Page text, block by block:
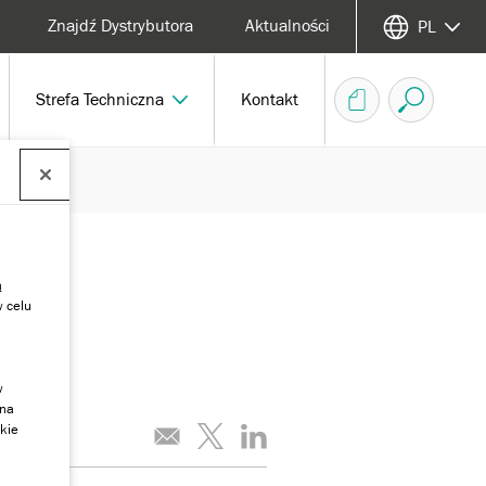
Strefa Techniczna Kontakt
Znajdź Dystrybutora Aktualności PL
celu